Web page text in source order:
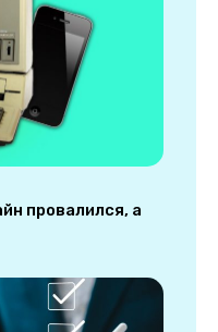
провалился, а